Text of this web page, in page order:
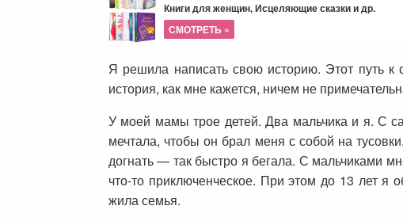
Книги для женщин, Исцеляющие сказки и др.
СМОТРЕТЬ »
Я решила написать свою историю. Этот путь
история, как мне кажется, ничем не
У моей мамы трое детей. Два мальчика и я. С
мечтала, чтобы он брал меня с собой на
догнать — так быстро я бегала. С мальчиками
что-то приключенческое. При этом до 13 лет я
жила семья.